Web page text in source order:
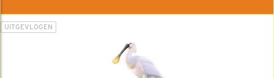
UITGEVLOGEN